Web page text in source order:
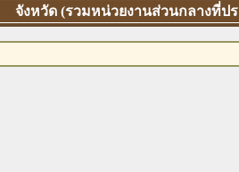
จังหวัด (รวมหน่วยงานส่วนกลางที่ป